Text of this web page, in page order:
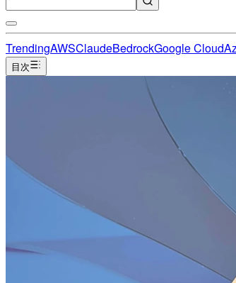
TrendingAWSClaudeBedrockGoogle Cloud
目次